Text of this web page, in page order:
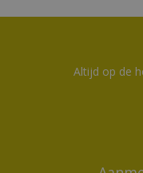
Altijd op de